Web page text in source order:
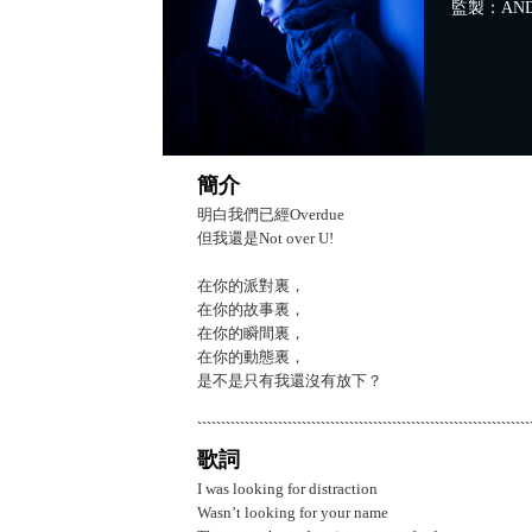
監製：
簡介
明白我們已經Overdue
但我還是Not over U!
在你的派對裏，
在你的故事裏，
在你的瞬間裏，
在你的動態裏，
是不是只有我還沒有放下？
歌詞
I was looking for distraction
Wasn’t looking for your name